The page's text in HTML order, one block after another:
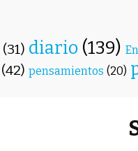
(31) diario (139)
(42) pensamientos (20)